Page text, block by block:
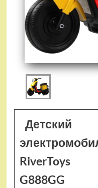
Детский
RiverToys
G888GG